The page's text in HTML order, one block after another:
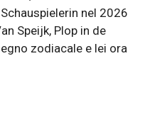
nel 2026
Speijk, Plop in de
zodiacale e lei ora